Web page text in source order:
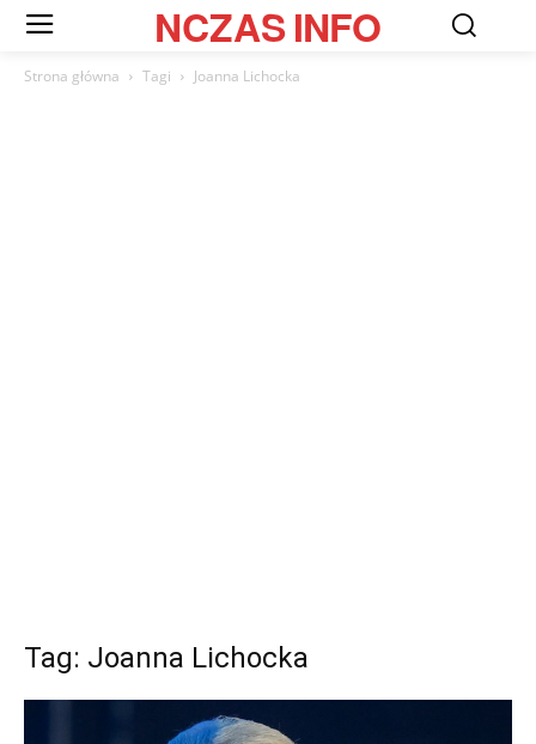
NCZASINFO
Strona główna Tagi Joanna Lichocka
Tag: Joanna Lichocka